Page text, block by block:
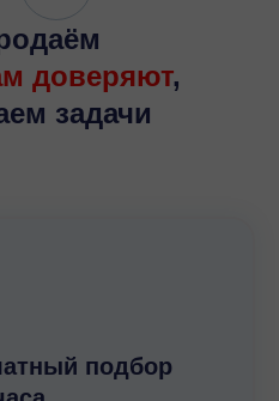
доверяют,
задачи
подбор